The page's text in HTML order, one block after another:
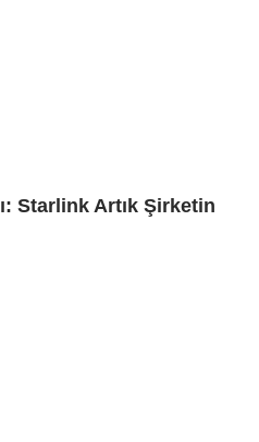
Starlink Artık Şirketin